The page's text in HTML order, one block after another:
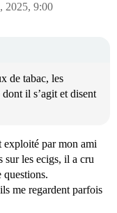
2025, 9:00
de tabac, les
il s’agit et disent
exploité par mon ami
sur les ecigs, il a cru
questions.
me regardent parfois